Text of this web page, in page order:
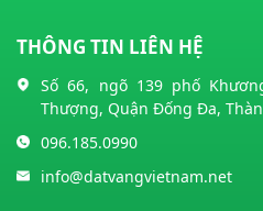
THÔNG TIN LIÊN HỆ
Số 66, ngõ 139 phố
Thượng, Quận Đống Đa,
096.185.0990
info@datvangvietnam.net